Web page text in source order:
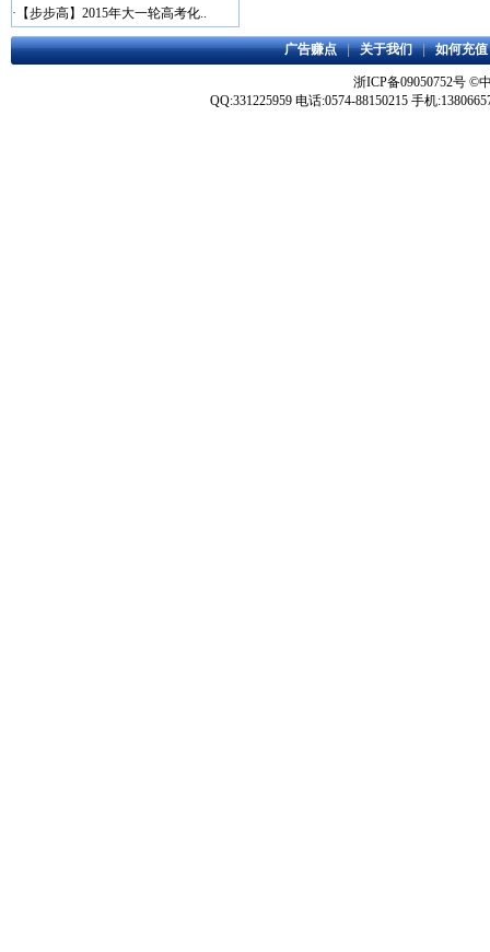
· 【步步高】2015年大一轮高考化..
广告赚点|关于我们|如何充值
浙ICP备09050752号 ©
QQ:331225959 电话:0574-88150215 手机